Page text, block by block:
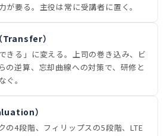
が要る。主役は常に受講者に置く。
Transfer）
きる」に変える。上司の巻き込み、ビ
の逆算、忘却曲線への対策で、研修と
ぐ。
）
の4段階、フィリップスの5段階、LTE